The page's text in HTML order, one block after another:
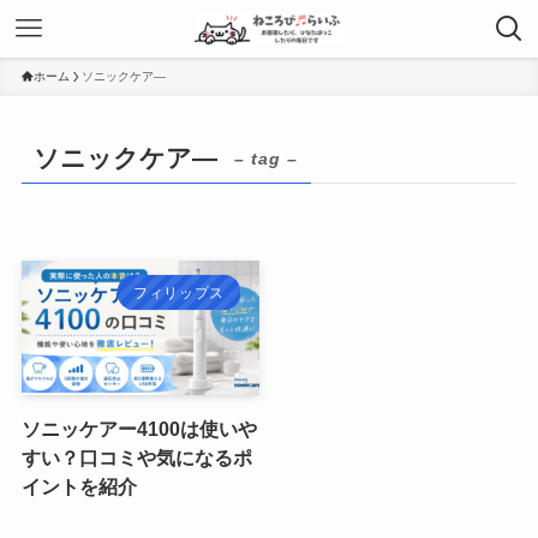
ホーム ソニックケア―
ソニックケア― – tag –
フィリップス
ソニッケアー4100は使いや
すい？口コミや気になるポ
イントを紹介